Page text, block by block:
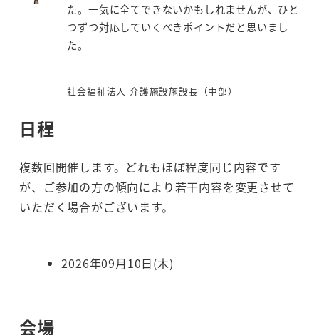
た。一気に全てできないかもしれませんが、ひと
つずつ対応していくべきポイントだと思いまし
た。
社会福祉法人 介護施設施設長（中部）
日程
複数回開催します。どれもほぼ程度同じ内容です
が、ご参加の方の傾向により若干内容を変更させて
いただく場合がございます。
2026年09月10日(木)
会場